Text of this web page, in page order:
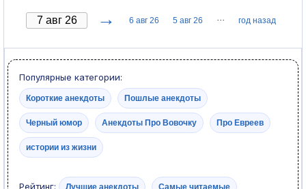
→ 6 авг 26 5 авг 26 ··· год назад
Популярные категории:
Короткие анекдоты Пошлые анекдоты
Черный юмор Анекдоты Про Вовочку Про Евреев
истории из жизни
Рейтинг: Лучшие анекдоты Самые читаемые